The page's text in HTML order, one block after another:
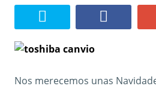
Nos merecemos unas